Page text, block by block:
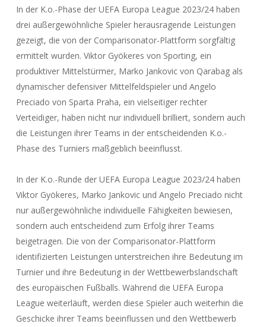
In der K.o.-Phase der UEFA Europa League 2023/24 haben
drei außergewöhnliche Spieler herausragende Leistungen
gezeigt, die von der Comparisonator-Plattform sorgfältig
ermittelt wurden. Viktor Gyökeres von Sporting, ein
produktiver Mittelstürmer, Marko Jankovic von Qarabag als
dynamischer defensiver Mittelfeldspieler und Angelo
Preciado von Sparta Praha, ein vielseitiger rechter
Verteidiger, haben nicht nur individuell brilliert, sondern auch
die Leistungen ihrer Teams in der entscheidenden K.o.-
Phase des Turniers maßgeblich beeinflusst.
In der K.o.-Runde der UEFA Europa League 2023/24 haben
Viktor Gyökeres, Marko Jankovic und Angelo Preciado nicht
nur außergewöhnliche individuelle Fähigkeiten bewiesen,
sondern auch entscheidend zum Erfolg ihrer Teams
beigetragen. Die von der Comparisonator-Plattform
identifizierten Leistungen unterstreichen ihre Bedeutung im
Turnier und ihre Bedeutung in der Wettbewerbslandschaft
des europäischen Fußballs. Während die UEFA Europa
League weiterläuft, werden diese Spieler auch weiterhin die
Geschicke ihrer Teams beeinflussen und den Wettbewerb